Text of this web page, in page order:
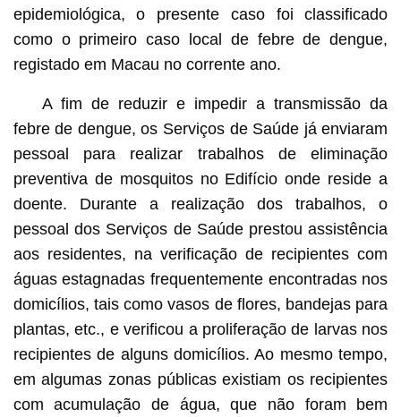
epidemiológica, o presente caso foi classificado
como o primeiro caso local de febre de dengue,
registado em Macau no corrente ano.
A fim de reduzir e impedir a transmissão da
febre de dengue, os Serviços de Saúde já enviaram
pessoal para realizar trabalhos de eliminação
preventiva de mosquitos no Edifício onde reside a
doente. Durante a realização dos trabalhos, o
pessoal dos Serviços de Saúde prestou assistência
aos residentes, na verificação de recipientes com
águas estagnadas frequentemente encontradas nos
domicílios, tais como vasos de flores, bandejas para
plantas, etc., e verificou a proliferação de larvas nos
recipientes de alguns domicílios. Ao mesmo tempo,
em algumas zonas públicas existiam os recipientes
com acumulação de água, que não foram bem